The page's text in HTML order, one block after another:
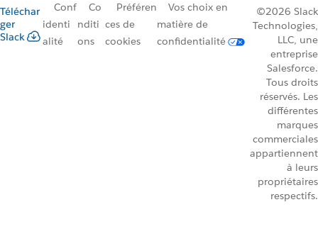
Téléchar
ger
Slack
Conf
identi
alité
Co
nditi
ons
Préféren
ces de
cookies
Vos choix en
matière de
confidentialité
©2026 Slack
Technologies,
LLC, une
entreprise
Salesforce.
Tous droits
réservés. Les
différentes
marques
commerciales
appartiennent
à leurs
propriétaires
respectifs.